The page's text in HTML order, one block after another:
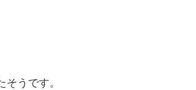
うです。